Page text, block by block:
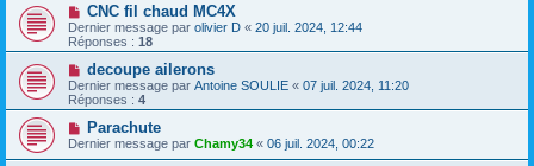
CNC fil chaud MC4X
Dernier message par olivier D « 20 juil. 2024, 12:44
Réponses : 18
decoupe ailerons
Dernier message par Antoine SOULIE « 07 juil. 2024, 11:20
Réponses : 4
Parachute
Dernier message par Chamy34 « 06 juil. 2024, 00:22